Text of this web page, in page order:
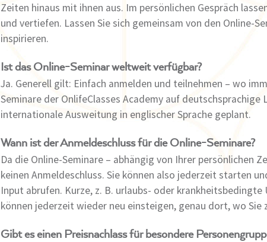
Zeiten hinaus mit ihnen aus. Im persönlichen Gespräch
und vertiefen. Lassen Sie sich gemeinsam von den Online-
inspirieren.
Ist das Online-Seminar weltweit verfügbar?
Ja. Generell gilt: Einfach anmelden und teilnehmen – wo
Seminare der OnlifeClasses Academy auf
internationale Ausweitung in englischer Sprache geplant.
Wann ist der Anmeldeschluss für die Online-Seminare?
Da die Online-Seminare – abhängig von Ihrer persönlichen
keinen Anmeldeschluss. Sie können also jederzeit starten
Input abrufen. Kurze, z. B. urlaubs- oder
können jederzeit wieder neu einsteigen, genau dort, wo Sie
Gibt es einen Preisnachlass für besondere